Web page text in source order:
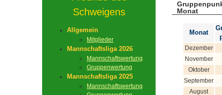
Schweigens
Allgemein
Mitglieder
Mannschaftsliga 2026
Mannschaftswertung
Gruppenwertung
Mannschaftsliga 2025
Mannschaftswertung
Monat
Monat
Dezember
November
Oktober
September
August